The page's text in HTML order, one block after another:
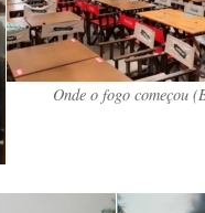
Onde o fogo começou